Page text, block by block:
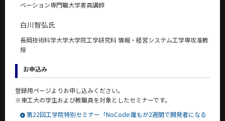
ベーション専門職大学客員講師
白川智弘氏
長岡技術科学大学大学院工学研究科 情報・経営システム工学専攻准教
授
お申込み
登録用ページよりお申し込みください。
※東工大の学生および教職員を対象としたセミナーです。
第22回工学院特別セミナー「NoCode:誰もが2週間で開発者になる